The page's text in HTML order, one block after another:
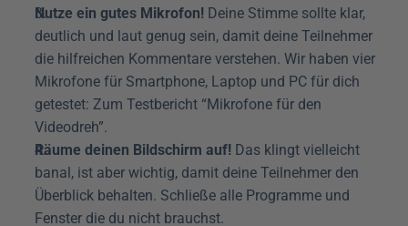
Nutze ein gutes Mikrofon! Deine Stimme sollte klar,
deutlich und laut genug sein, damit deine Teilnehmer
die hilfreichen Kommentare verstehen. Wir haben vier
Mikrofone für Smartphone, Laptop und PC für dich
getestet: Zum Testbericht “Mikrofone für den
Videodreh”.
Räume deinen Bildschirm auf! Das klingt vielleicht
banal, ist aber wichtig, damit deine Teilnehmer den
Überblick behalten. Schließe alle Programme und
Fenster die du nicht brauchst.